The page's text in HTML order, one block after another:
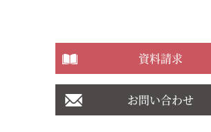
資料請求
お問い合わせ